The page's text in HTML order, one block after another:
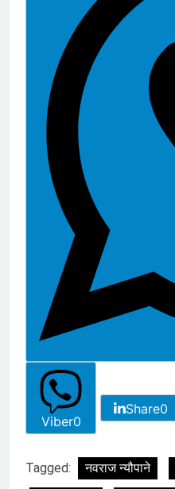
Viber0
Share0
Tagged: नवराज न्यौपाने